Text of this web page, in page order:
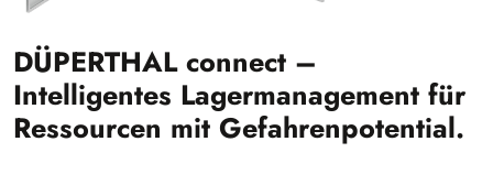
DÜPERTHAL connect –
Intelligentes Lagermanagement für
Ressourcen mit Gefahrenpotential.